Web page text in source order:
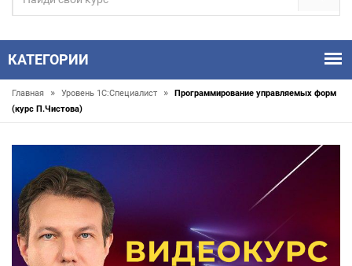
КАТЕГОРИИ
Главная » Уровень 1С:Специалист »
Программирование управляемых форм
(курс П.Чистова)